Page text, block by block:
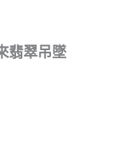
翡翠吊墜